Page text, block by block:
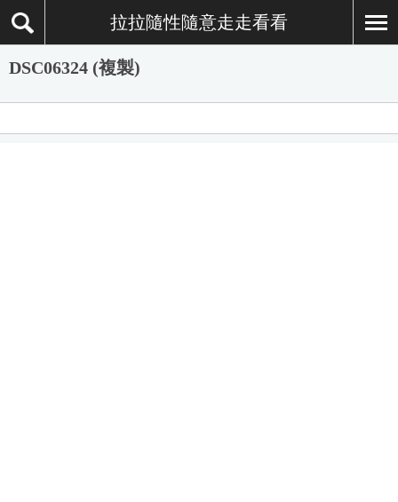
拉拉隨性隨意走走看看
DSC06324 (複製)